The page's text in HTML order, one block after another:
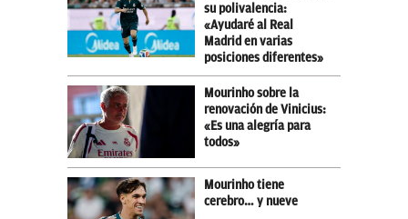
su polivalencia:
«Ayudaré al Real
Madrid en varias
posiciones diferentes»
Mourinho sobre la
renovación de Vinicius:
«Es una alegría para
todos»
Mourinho tiene
cerebro… y nueve